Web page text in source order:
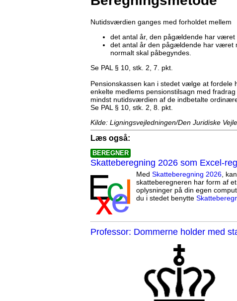
Nutidsværdien ganges med forholdet mellem
det antal år, den pågældende har været
det antal år den pågældende har været
normalt skal påbegyndes.
Se PAL § 10, stk. 2, 7. pkt.
Pensionskassen kan i stedet vælge at
enkelte medlems pensionstilsagn med
mindst nutidsværdien af de indbetalte
Se PAL § 10, stk. 2, 8. pkt.
Kilde: Ligningsvejledningen/Den Juridiske
Læs også:
BEREGNER
Skatteberegning 2026 som Excel-
Med Skatteberegning 2026 ,
skatteberegneren har form af
oplysninger på din egen
du i stedet benytte
Professor: Dommerne holder med